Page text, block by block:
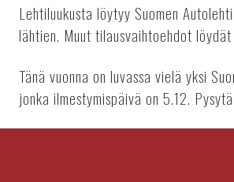
Lehtiluukusta löytyy Suomen
lähtien. Muut tilausvaihtoehdot löydät
Tänä vuonna on luvassa vielä yksi
jonka ilmestymispäivä on 5.12.